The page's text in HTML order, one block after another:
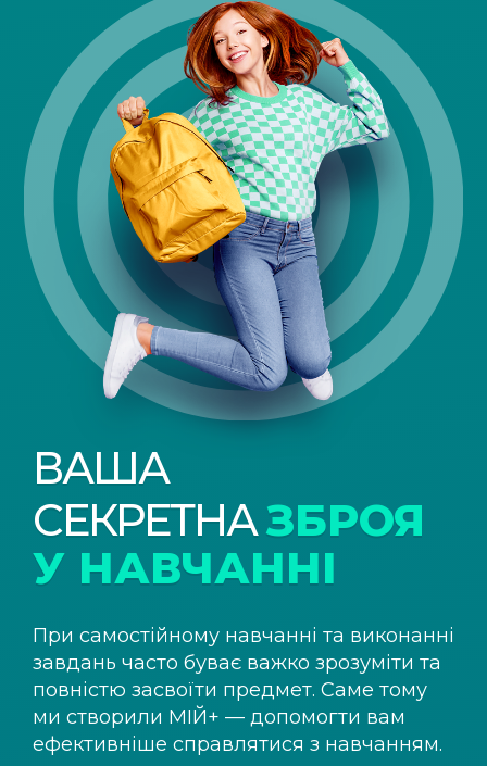
ВАША
СЕКРЕТНАЗБРОЯ
У НАВЧАННІ
При самостійному навчанні та виконанні
завдань часто буває важко зрозуміти та
повністю засвоїти предмет. Саме тому
ми створили МІЙ+ — допомогти вам
ефективніше справлятися з навчанням.